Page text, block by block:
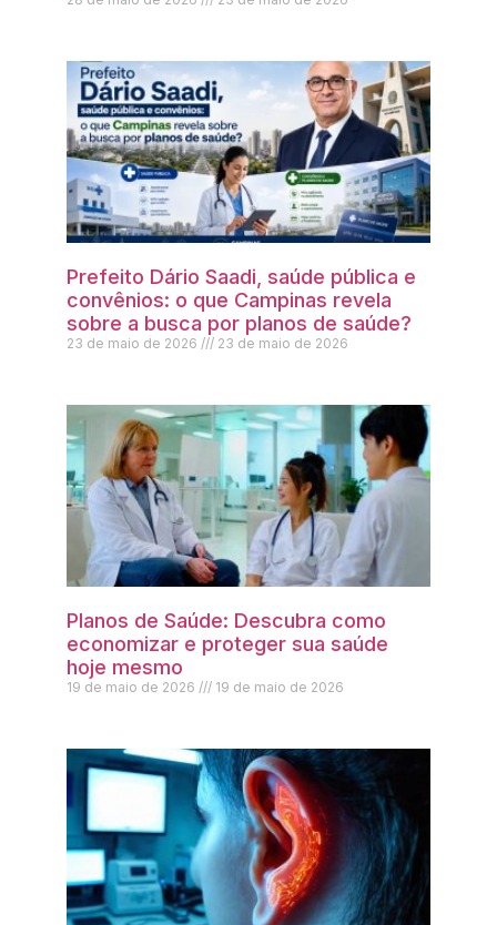
Prefeito Dário Saadi, saúde pública e
convênios: o que Campinas revela
sobre a busca por planos de saúde?
23 de maio de 2026 23 de maio de 2026
Planos de Saúde: Descubra como
economizar e proteger sua saúde
hoje mesmo
19 de maio de 2026 19 de maio de 2026